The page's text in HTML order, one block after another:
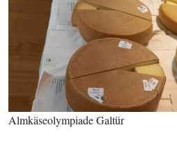
Almkäseolympiade Galtür